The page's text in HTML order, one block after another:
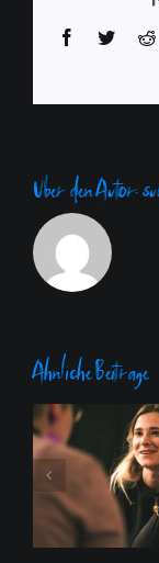
Facebook
Twitter
Über den Autor:
Ähnliche Beiträge